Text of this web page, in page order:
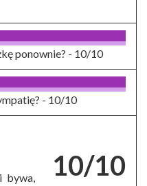
ponownie? - 10/10
- 10/10
10/10
bywa,